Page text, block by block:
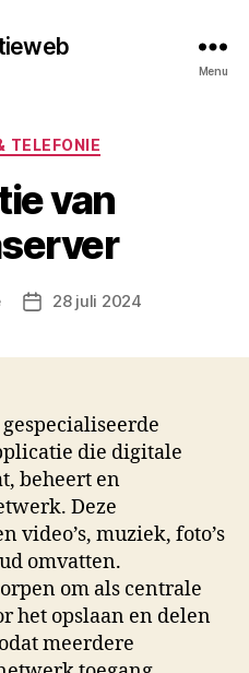
Menu
Categorieën
TELEFONIE
van
Berichtdatum
28 juli 2024
die digitale
beheert en
Deze
video’s, muziek, foto’s
omvatten.
om als centrale
het opslaan en delen
meerdere